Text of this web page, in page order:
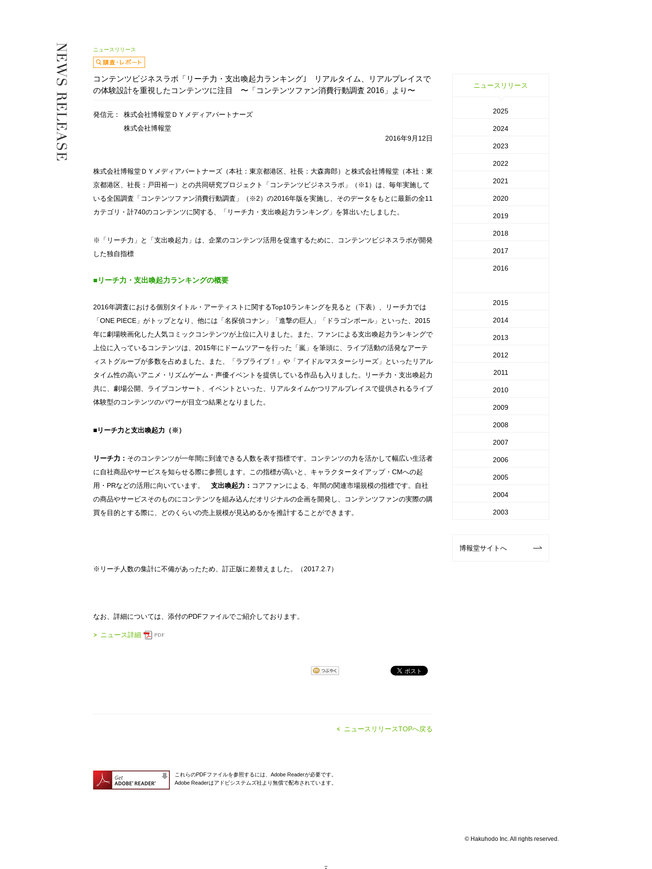
ニュースリリース
コンテンツビジネスラボ「リーチ力・支出喚起力ランキング｣ リアルタイム、リアルプレイスで
の体験設計を重視したコンテンツに注目 〜「コンテンツファン消費行動調査 2016」より〜
発信元：
株式会社博報堂ＤＹメディアパートナーズ
株式会社博報堂
2016年9月12日
株式会社博報堂ＤＹメディアパートナーズ（本社：東京都港区、社長：大森壽郎）と株式会社博報堂（本社：東
京都港区、社長：戸田裕一）との共同研究プロジェクト「コンテンツビジネスラボ」（※1）は、毎年実施して
いる全国調査「コンテンツファン消費行動調査」（※2）の2016年版を実施し、そのデータをもとに最新の全11
カテゴリ・計740のコンテンツに関する、「リーチ力・支出喚起力ランキング」を算出いたしました。
※「リーチ力」と「支出喚起力」は、企業のコンテンツ活用を促進するために、コンテンツビジネスラボが開発
した独自指標
■リーチ力・支出喚起力ランキングの概要
2016年調査における個別タイトル・アーティストに関するTop10ランキングを見ると（下表）、リーチ力では
「ONE PIECE」がトップとなり、他には「名探偵コナン」「進撃の巨人」「ドラゴンボール」といった、2015
年に劇場映画化した人気コミックコンテンツが上位に入りました。また、ファンによる支出喚起力ランキングで
上位に入っているコンテンツは、2015年にドームツアーを行った「嵐」を筆頭に、ライブ活動の活発なアーテ
ィストグループが多数を占めました。また、「ラブライブ！」や「アイドルマスターシリーズ」といったリアル
タイム性の高いアニメ・リズムゲーム・声優イベントを提供している作品も入りました。リーチ力・支出喚起力
共に、劇場公開、ライブコンサート、イベントといった、リアルタイムかつリアルプレイスで提供されるライブ
体験型のコンテンツのパワーが目立つ結果となりました。
■リーチ力と支出喚起力（※）
リーチ力： そのコンテンツが一年間に到達できる人数を表す指標です。コンテンツの力を活かして幅広い生活者
に自社商品やサービスを知らせる際に参照します。この指標が高いと、キャラクタータイアップ・CMへの起
用・PRなどの活用に向いています。 支出喚起力： コアファンによる、年間の関連市場規模の指標です。自社
の商品やサービスそのものにコンテンツを組み込んだオリジナルの企画を開発し、コンテンツファンの実際の購
買を目的とする際に、どのくらいの売上規模が見込めるかを推計することができます。
※リーチ人数の集計に不備があったため、訂正版に差替えました。（2017.2.7）
なお、詳細については、添付のPDFファイルでご紹介しております。
ニュース詳細
ニュースリリースTOPへ戻る
これらのPDFファイルを参照するには、Adobe Readerが必要です。
Adobe Readerはアドビシステムズ社より無償で配布されています。
ニュースリリース
2025
2024
2023
2022
2021
2020
2019
2018
2017
2016
2015
2014
2013
2012
2011
2010
2009
2008
2007
2006
2005
2004
2003
博報堂サイトへ
© Hakuhodo Inc. All rights reserved.